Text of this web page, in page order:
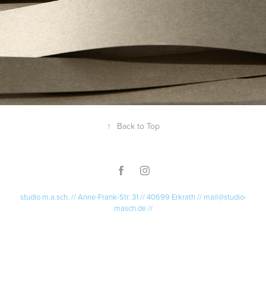
↑ Back to Top
studio m.a.sch. // Anne-Frank-Str. 31 // 40699 Erkrath // mail@studio-
masch.de //